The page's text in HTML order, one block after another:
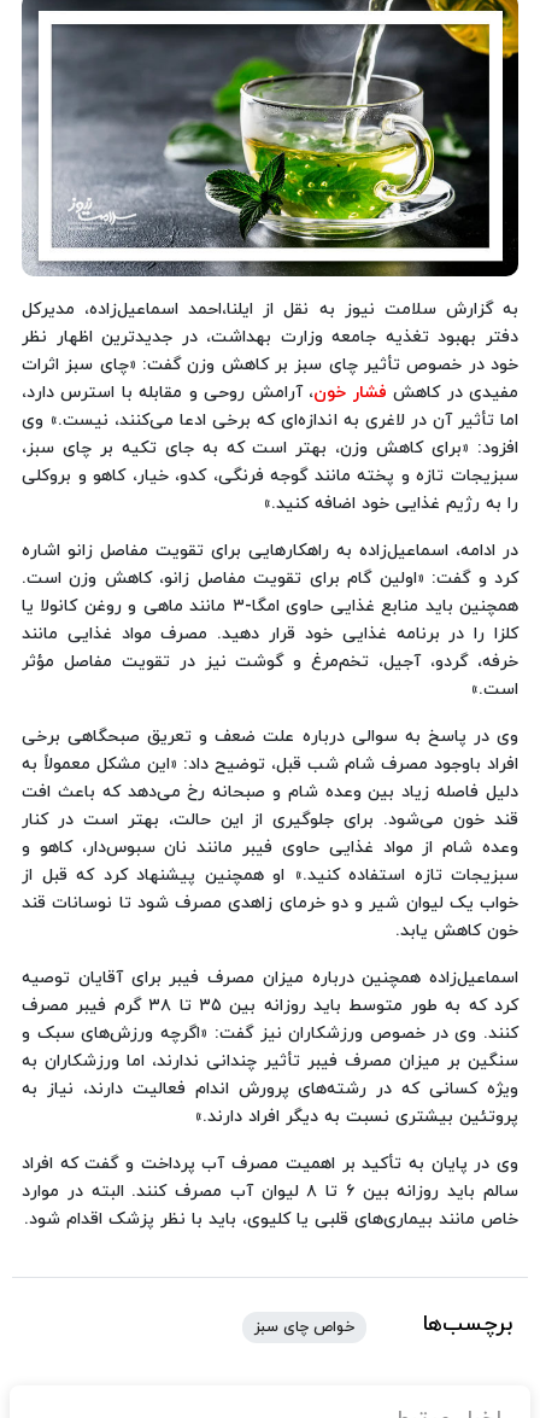
به گزارش سلامت نیوز به نقل از ایلنا،احمد اسماعیل‌زاده، مدیرکل
دفتر بهبود تغذیه جامعه وزارت بهداشت، در جدیدترین اظهار نظر
خود در خصوص تأثیر چای سبز بر کاهش وزن گفت: «چای سبز اثرات
مفیدی در کاهش فشار خون، آرامش روحی و مقابله با استرس دارد،
اما تأثیر آن در لاغری به اندازه‌ای که برخی ادعا می‌کنند، نیست.» وی
افزود: «برای کاهش وزن، بهتر است که به جای تکیه بر چای سبز،
سبزیجات تازه و پخته مانند گوجه فرنگی، کدو، خیار، کاهو و بروکلی
را به رژیم غذایی خود اضافه کنید.»
در ادامه، اسماعیل‌زاده به راهکارهایی برای تقویت مفاصل زانو اشاره
کرد و گفت: «اولین گام برای تقویت مفاصل زانو، کاهش وزن است.
همچنین باید منابع غذایی حاوی امگا-۳ مانند ماهی و روغن کانولا یا
کلزا را در برنامه غذایی خود قرار دهید. مصرف مواد غذایی مانند
خرفه، گردو، آجیل، تخم‌مرغ و گوشت نیز در تقویت مفاصل مؤثر
است.»
وی در پاسخ به سوالی درباره علت ضعف و تعریق صبحگاهی برخی
افراد باوجود مصرف شام شب قبل، توضیح داد: «این مشکل معمولاً به
دلیل فاصله زیاد بین وعده شام و صبحانه رخ می‌دهد که باعث افت
قند خون می‌شود. برای جلوگیری از این حالت، بهتر است در کنار
وعده شام از مواد غذایی حاوی فیبر مانند نان سبوس‌دار، کاهو و
سبزیجات تازه استفاده کنید.» او همچنین پیشنهاد کرد که قبل از
خواب یک لیوان شیر و دو خرمای زاهدی مصرف شود تا نوسانات قند
خون کاهش یابد.
اسماعیل‌زاده همچنین درباره میزان مصرف فیبر برای آقایان توصیه
کرد که به طور متوسط باید روزانه بین ۳۵ تا ۳۸ گرم فیبر مصرف
کنند. وی در خصوص ورزشکاران نیز گفت: «اگرچه ورزش‌های سبک و
سنگین بر میزان مصرف فیبر تأثیر چندانی ندارند، اما ورزشکاران به
ویژه کسانی که در رشته‌های پرورش اندام فعالیت دارند، نیاز به
پروتئین بیشتری نسبت به دیگر افراد دارند.»
وی در پایان به تأکید بر اهمیت مصرف آب پرداخت و گفت که افراد
سالم باید روزانه بین ۶ تا ۸ لیوان آب مصرف کنند. البته در موارد
خاص مانند بیماری‌های قلبی یا کلیوی، باید با نظر پزشک اقدام شود.
برچسب‌ها خواص چای سبز